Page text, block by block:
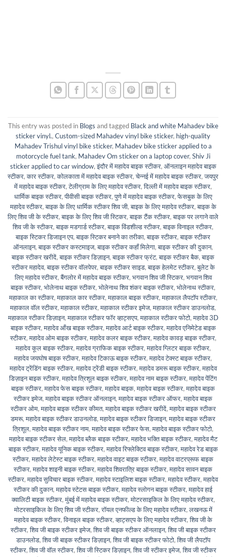
This entry was posted in Blogs and tagged Black and white Mahadev bike
sticker vinyl., Custom-sized Mahadev vinyl bike sticker, high-quality
Mahadev Trishul vinyl bike sticker, Mahadev bike sticker applied to a
motorcycle fuel tank, Mahadev Om sticker on a laptop cover, Shiv Ji
sticker applied to car window,इंदौर में महादेव बाइक स्टीकर, ऑनलाइन महादेव बाइक
स्टीकर,कार स्टीकर,कोलकाता में महादेव बाइक स्टीकर,चेन्नई में महादेव बाइक स्टीकर,जयपुर
में महादेव बाइक स्टीकर,टेलीग्राम के लिए महादेव स्टीकर,दिल्ली में महादेव बाइक स्टीकर,
धार्मिक बाइक स्टीकर,पीवीसी बाइक स्टीकर,पुणे में महादेव बाइक स्टीकर,फेसबुक के लिए
महादेव स्टीकर,बाइक के लिए धार्मिक स्टीकर शिव जी,बाइक के लिए महादेव स्टीकर,बाइक के
लिए शिव जी के स्टीकर,बाइक के लिए शिव जी स्टिकर,बाइक टैंक स्टीकर,बाइक पर लगाने वाले
शिव जी के स्टीकर,बाइक मडगार्ड स्टीकर,बाइक विंडशील्ड स्टीकर,बाइक विनाइल स्टीकर,
बाइक स्टिकर डिजाइन एप,बाइक स्टिकर बनाने का तरीका,बाइक स्टीकर,बाइक स्टीकर
ऑनलाइन,बाइक स्टीकर कस्टमाइज,बाइक स्टीकर कहाँ मिलेगा,बाइक स्टीकर की दुकान,
बाइक स्टीकर खरीदें,बाइक स्टीकर डिज़ाइन,बाइक स्टीकर फ्रंट,बाइक स्टीकर बैक,बाइक
स्टीकर महादेव,बाइक स्टीकर वॉलपेपर,बाइक स्टीकर साइड,बाइक हेलमेट स्टीकर,बुलेट के
लिए महादेव स्टीकर,बैंगलोर में महादेव बाइक स्टीकर, भगवान शिव जी स्टिकर, भगवान शिव
बाइक स्टीकर, भोलेनाथ बाइक स्टीकर, भोलेनाथ शिव शंकर बाइक स्टीकर, भोलेनाथ स्टीकर,
महाकाल का स्टीकर,महाकाल कार स्टीकर,महाकाल बाइक स्टीकर,महाकाल लैपटॉप स्टीकर,
महाकाल वॉल स्टीकर,महाकाल स्टीकर,महाकाल स्टीकर इमेज,महाकाल स्टीकर डाउनलोड,
महाकाल स्टीकर डिज़ाइन,महाकाल स्टीकर फॉर व्हाट्सएप,महाकाल स्टीकर फोटो,महादेव 3D
बाइक स्टीकर,महादेव आँख बाइक स्टीकर,महादेव आर्ट बाइक स्टीकर,महादेव एनिमेटेड बाइक
स्टीकर,महादेव ओम बाइक स्टीकर,महादेव कलर बाइक स्टीकर,महादेव कावड़ बाइक स्टीकर,
महादेव कूल बाइक स्टीकर,महादेव ग्राफिक बाइक स्टीकर,महादेव ग्लिटर बाइक स्टीकर,
महादेव जयघोष बाइक स्टीकर,महादेव टिकाऊ बाइक स्टीकर,महादेव टेक्स्ट बाइक स्टीकर,
महादेव ट्रेंडिंग बाइक स्टीकर,महादेव ट्रेंडी बाइक स्टीकर,महादेव डमरू बाइक स्टीकर,महादेव
डिज़ाइन बाइक स्टीकर,महादेव त्रिशूल बाइक स्टीकर,महादेव नाम बाइक स्टीकर,महादेव पेंटिंग
बाइक स्टीकर,महादेव फेस बाइक स्टीकर,महादेव बाइक,महादेव बाइक स्टीकर,महादेव बाइक
स्टीकर इमेज,महादेव बाइक स्टीकर ऑनलाइन,महादेव बाइक स्टीकर ऑफर,महादेव बाइक
स्टीकर ओम,महादेव बाइक स्टीकर कीमत,महादेव बाइक स्टीकर खरीदें,महादेव बाइक स्टीकर
डमरू,महादेव बाइक स्टीकर डाउनलोड,महादेव बाइक स्टीकर डिजाइन,महादेव बाइक स्टीकर
त्रिशूल,महादेव बाइक स्टीकर नाम,महादेव बाइक स्टीकर फेस,महादेव बाइक स्टीकर फोटो,
महादेव बाइक स्टीकर सेल,महादेव ब्लैक बाइक स्टीकर,महादेव भक्ति बाइक स्टीकर,महादेव मैट
बाइक स्टीकर,महादेव यूनिक बाइक स्टीकर,महादेव रिफ्लेक्टिव बाइक स्टीकर,महादेव रेड बाइक
स्टीकर,महादेव लेटेस्ट बाइक स्टीकर,महादेव वाइट बाइक स्टीकर,महादेव वाटरप्रूफ बाइक
स्टीकर,महादेव शाइनी बाइक स्टीकर,महादेव शिवरात्रि बाइक स्टीकर,महादेव सावन बाइक
स्टीकर,महादेव सुविचार बाइक स्टीकर,महादेव स्टाइलिश बाइक स्टीकर,महादेव स्टीकर,महादेव
स्टीकर की दुकान,महादेव स्टेटस बाइक स्टीकर,महादेव स्लोगन बाइक स्टीकर,महादेव हाई
क्वालिटी बाइक स्टीकर,मुंबई में महादेव बाइक स्टीकर,मोटरसाइकिल के लिए महादेव स्टीकर,
मोटरसाइकिल के लिए शिव जी स्टीकर,रॉयल एनफील्ड के लिए महादेव स्टीकर,लखनऊ में
महादेव बाइक स्टीकर,विनाइल बाइक स्टीकर,व्हाट्सएप के लिए महादेव स्टीकर,शिव जी के
स्टीकर,शिव जी बाइक स्टीकर इमेज,शिव जी बाइक स्टीकर ऑनलाइन,शिव जी बाइक स्टीकर
डाउनलोड,शिव जी बाइक स्टीकर डिज़ाइन,शिव जी बाइक स्टीकर फोटो,शिव जी लैपटॉप
स्टीकर,शिव जी वॉल स्टीकर,शिव जी स्टिकर डिज़ाइन,शिव जी स्टीकर इमेज,शिव जी स्टीकर